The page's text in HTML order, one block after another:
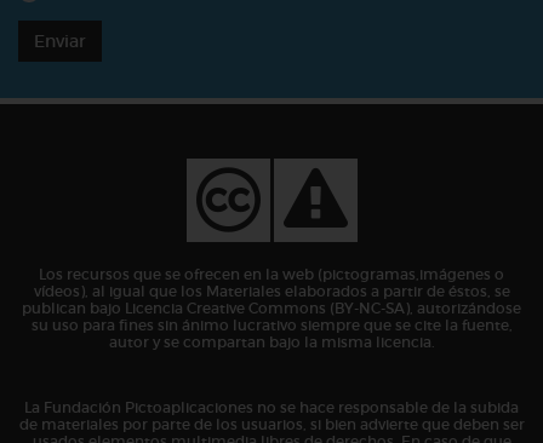
Enviar
Los recursos que se ofrecen en la web (pictogramas,imágenes o
vídeos), al igual que los Materiales elaborados a partir de éstos, se
publican bajo Licencia Creative Commons (BY-NC-SA), autorizándose
su uso para fines sin ánimo lucrativo siempre que se cite la fuente,
autor y se compartan bajo la misma licencia.
La Fundación Pictoaplicaciones no se hace responsable de la subida
de materiales por parte de los usuarios, si bien advierte que deben ser